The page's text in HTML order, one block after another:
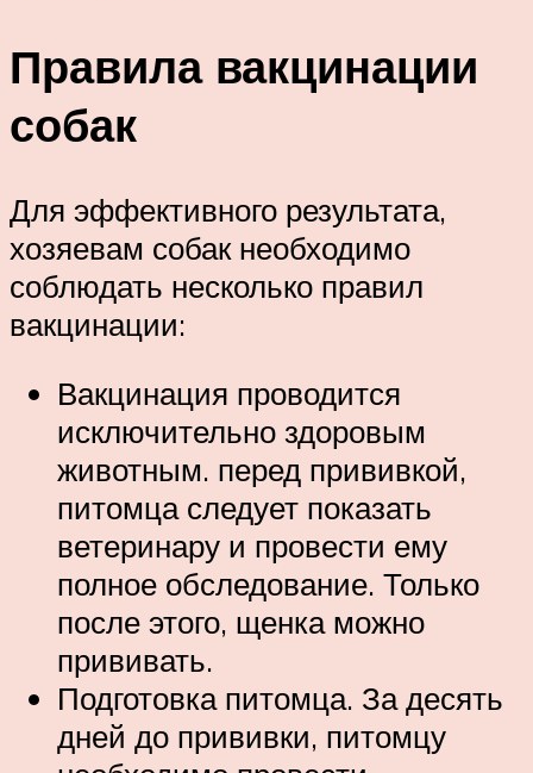
Правила вакцинации
собак
Для эффективного результата,
хозяевам собак необходимо
соблюдать несколько правил
вакцинации:
Вакцинация проводится
исключительно здоровым
животным. перед прививкой,
питомца следует показать
ветеринару и провести ему
полное обследование. Только
после этого, щенка можно
прививать.
Подготовка питомца. За десять
дней до прививки, питомцу